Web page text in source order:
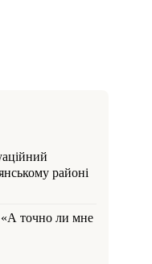
районі
«А точно ли мне